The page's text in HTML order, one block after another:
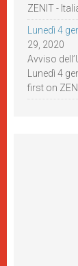
ZENIT -
Lunedì 4
29, 2020
Avviso
Lunedì 4
first on